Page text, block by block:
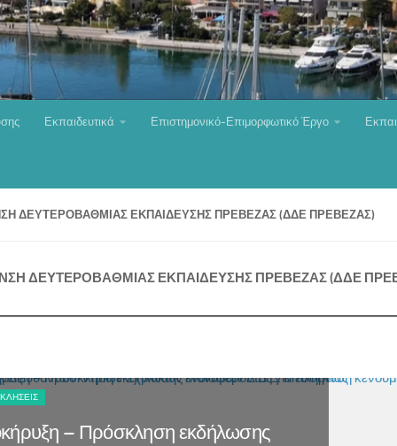
Εκπαιδευτικά Επιστημονικό-Επιμορφωτικό Έργο
ΔΕΥΤΕΡΟΒΑΘΜΙΑΣ ΕΚΠΑΙΔΕΥΣΗΣ ΠΡΕΒΕΖΑΣ (ΔΔΕ ΠΡΕΒΕΖΑΣ)
ΔΕΥΤΕΡΟΒΑΘΜΙΑΣ ΕΚΠΑΙΔΕΥΣΗΣ ΠΡΕΒΕΖΑΣ (ΔΔΕ
– Πρόσκληση εκδήλωσης